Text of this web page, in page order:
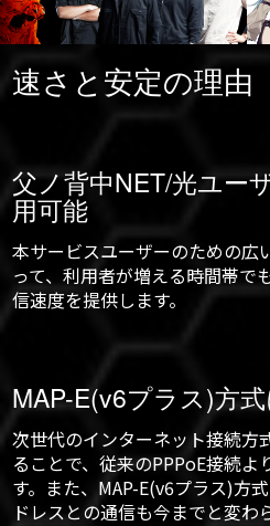
速さと安定の理由
父ノ背中NET/光ユー
用可能
本サービスユーザーのための広
って、利用者が増える時間帯で
信速度を提供します。
MAP-E(v6プラス)方
次世代のインターネット接続方
ることで、従来のPPPoE接続よ
す。また、MAP-E(v6プラス)方
ドレスとの通信も今までと変わ